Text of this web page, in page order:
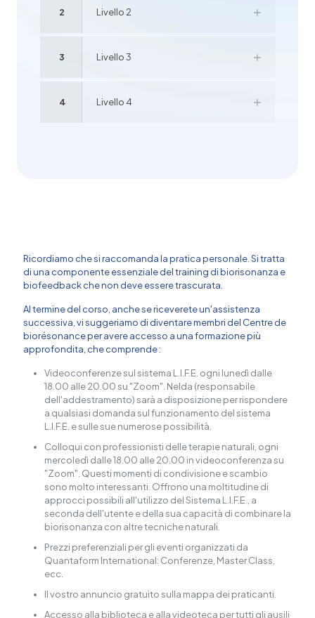
2 Livello 2
3 Livello 3
4 Livello 4
Ricordiamo che si raccomanda la pratica personale. Si tratta
di una componente essenziale del training di biorisonanza e
biofeedback che non deve essere trascurata.
Al termine del corso, anche se riceverete un'assistenza
successiva, vi suggeriamo di diventare membri del Centre de
biorésonance per avere accesso a una formazione più
approfondita, che comprende :
Videoconferenze sul sistema L.I.F.E. ogni lunedì dalle
18.00 alle 20.00su "Zoom". Nelda (responsabile
dell'addestramento) sarà a disposizione per rispondere
a qualsiasi domanda sul funzionamento del sistema
L.I.F.E. e sulle sue numerose possibilità.
Colloqui con professionisti delle terapie naturali ogni
mercoledì dalle 18.00 alle 20.00 in videoconferenza su
"Zoom". Questi momenti di condivisione e scambio
sono molto interessanti. Offrono una moltitudine di
approcci possibili all'utilizzo del Sistema L.I.F.E., a
seconda dell'utente e della sua capacità di combinare la
biorisonanza con altre tecniche naturali.
Prezzi preferenziali per gli eventi organizzati da
Quantaform International: Conferenze, Master Class,
ecc.
Il vostro annuncio gratuito sulla mappa dei praticanti.
Accesso alla biblioteca e alla videoteca per tutti gli ausili